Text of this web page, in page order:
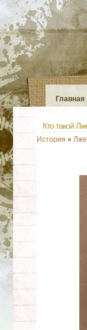
Главная
Кто такой
История »